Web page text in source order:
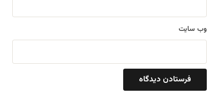
وب‌ سایت